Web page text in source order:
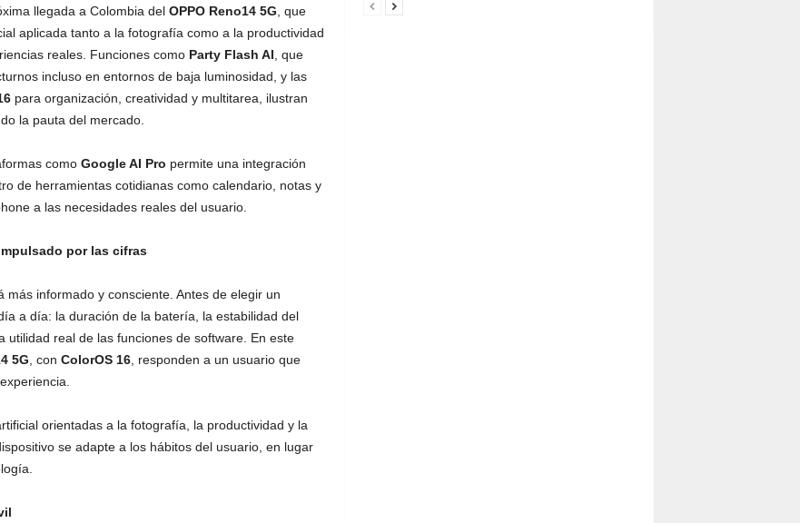
llegada a Colombia del OPPO Reno14 5G , que
aplicada tanto a la fotografía como a la productividad
reales. Funciones como Party Flash AI , que
incluso en entornos de baja luminosidad, y las
para organización, creatividad y multitarea, ilustran
la pauta del mercado.
como Google AI Pro permite una integración
de herramientas cotidianas como calendario, notas y
a las necesidades reales del usuario.
por las cifras
informado y consciente. Antes de elegir un
a día: la duración de la batería, la estabilidad del
utilidad real de las funciones de software. En este
5G , con ColorOS 16, responden a un usuario que
orientadas a la fotografía, la productividad y la
se adapte a los hábitos del usuario, en lugar